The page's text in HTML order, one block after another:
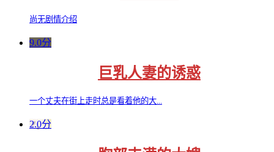
尚无剧情介绍
9.0分
巨乳人妻的诱惑
一个丈夫在街上走时总是看着他的大...
2.0分